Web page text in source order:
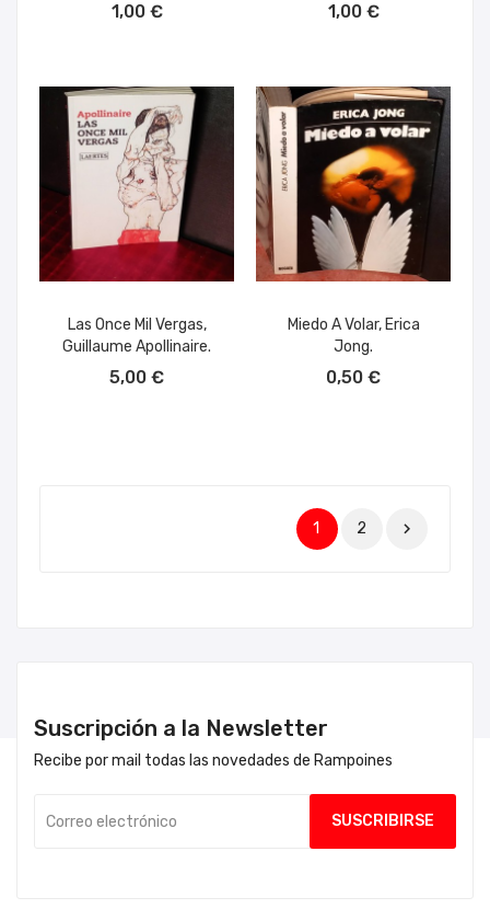
1,00 € 1,00 €
Las Once Mil Vergas,
Guillaume Apollinaire.
5,00 €
Miedo A Volar, Erica
Jong.
0,50 €
1 2 
Suscripción a la Newsletter
Recibe por mail todas las novedades de Rampoines